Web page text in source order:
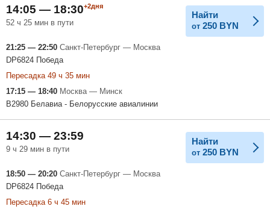
14:05 — 18:30+2дня
52 ч 25 мин в пути
Найти
от 250 BYN
21:25 — 22:50 Санкт-Петербург — Москва
DP6824 Победа
Пересадка 49 ч 35 мин
17:15 — 18:40 Москва — Минск
B2980 Белавиа - Белорусские авиалинии
14:30 — 23:59
9 ч 29 мин в пути
Найти
от 250 BYN
18:50 — 20:20 Санкт-Петербург — Москва
DP6824 Победа
Пересадка 6 ч 45 мин